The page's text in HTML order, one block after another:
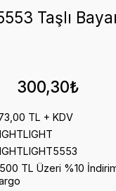
Taşlı
300,30₺
TL + KDV
TL Üzeri %10